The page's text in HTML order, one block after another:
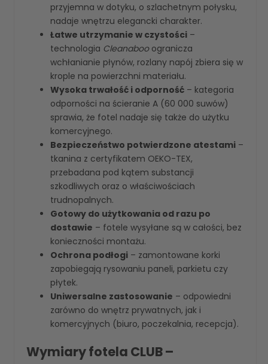
przyjemna w dotyku, o szlachetnym połysku,
nadaje wnętrzu elegancki charakter.
Łatwe utrzymanie w czystości –
technologia Cleanabooogranicza
wchłanianie płynów, rozlany napój zbiera się w
krople na powierzchni materiału.
Wysoka trwałość i odporność – kategoria
odporności na ścieranie A (60 000 suwów)
sprawia, że fotel nadaje się także do użytku
komercyjnego.
Bezpieczeństwo potwierdzone atestami –
tkanina z certyfikatem OEKO-TEX,
przebadana pod kątem substancji
szkodliwych oraz o właściwościach
trudnopalnych.
Gotowy do użytkowania od razu po
dostawie – fotele wysyłane są w całości, bez
konieczności montażu.
Ochrona podłogi – zamontowane korki
zapobiegają rysowaniu paneli, parkietu czy
płytek.
Uniwersalne zastosowanie – odpowiedni
zarówno do wnętrz prywatnych, jak i
komercyjnych (biuro, poczekalnia, recepcja).
Wymiary fotela CLUB –